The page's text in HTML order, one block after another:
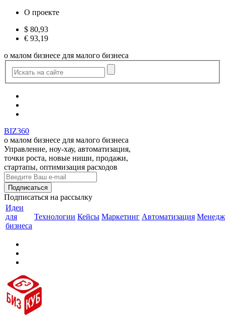
О проекте
$ 80,93
€ 93,19
о малом бизнесе для малого бизнеса
BIZ360
о малом бизнесе для малого бизнеса
Управление, ноу-хау, автоматизация,
точки роста, новые ниши, продажи,
стартапы, оптимизация расходов
Подписаться на рассылку
Идеи
для
бизнеса
Технологии Кейсы Маркетинг Автоматизация